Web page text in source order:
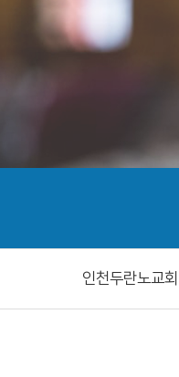
섬기는 이들
시설 안내
특별 영상
인천두란노교회